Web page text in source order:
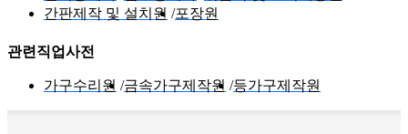
간판제작 및 설치원
포장원
관련직업사전
가구수리원 금속가구제작원 등가구제작원